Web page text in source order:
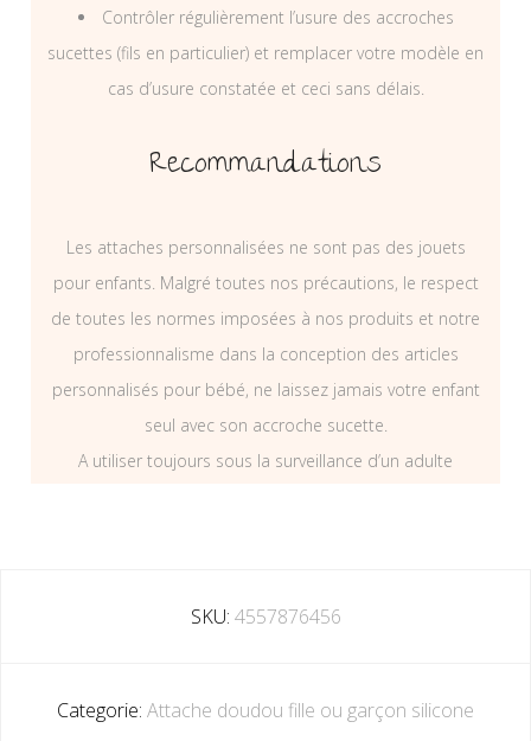
Contrôler régulièrement l’usure des accroches
sucettes (fils en particulier) et remplacer votre modèle en
cas d’usure constatée et ceci sans délais.
Recommandations
Les attaches personnalisées ne sont pas des jouets
pour enfants. Malgré toutes nos précautions, le respect
de toutes les normes imposées à nos produits et notre
professionnalisme dans la conception des articles
personnalisés pour bébé, ne laissez jamais votre enfant
seul avec son accroche sucette.
A utiliser toujours sous la surveillance d’un adulte
SKU: 4557876456
Categorie: Attache doudou fille ou garçon silicone